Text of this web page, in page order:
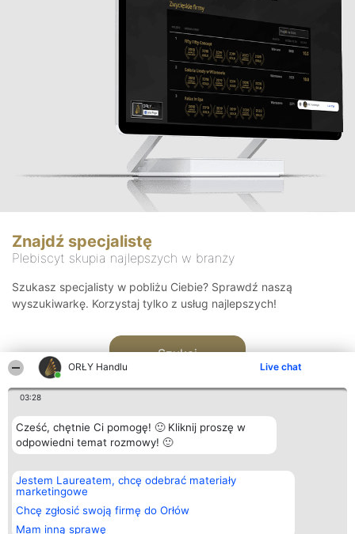
ORŁY Handlu Live chat
03:28
Cześć, chętnie Ci pomogę! 🙂 Kliknij proszę w
odpowiedni temat rozmowy! 🙂
Jestem Laureatem, chcę odebrać materiały
marketingowe
Chcę zgłosić swoją firmę do Orłów
Mam inną sprawę
Znajdź specjalistę
Plebiscyt skupia najlepszych w branży
Szukasz specjalisty w pobliżu Ciebie? Sprawdź naszą
wyszukiwarkę. Korzystaj tylko z usług najlepszych!
Szukaj
Organizator plebiscytu
Bright Side Solutions sp. z o.
o. sp. k.
ul. Ruska 22
Wrocław 50-079
KRS 0000749100 | Regon
Plebiscyt
Laureaci
wszystkich
Laureatów
Kontakt
Kontakt